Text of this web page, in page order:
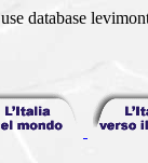
database